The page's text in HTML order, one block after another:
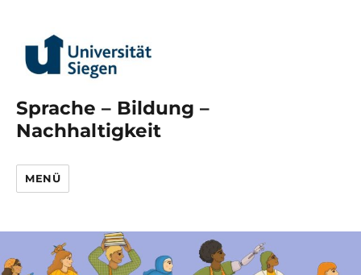
Sprache – Bildung –
Nachhaltigkeit
MENÜ